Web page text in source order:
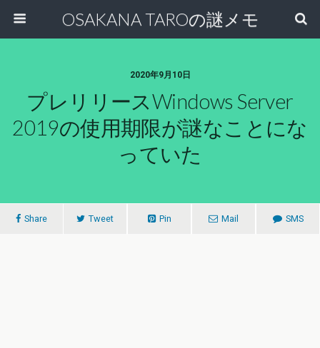
OSAKANA TAROの謎メモ
2020年9月10日
プレリリースWindows Server
2019の使用期限が謎なことにな
っていた
Share Tweet Pin Mail SMS